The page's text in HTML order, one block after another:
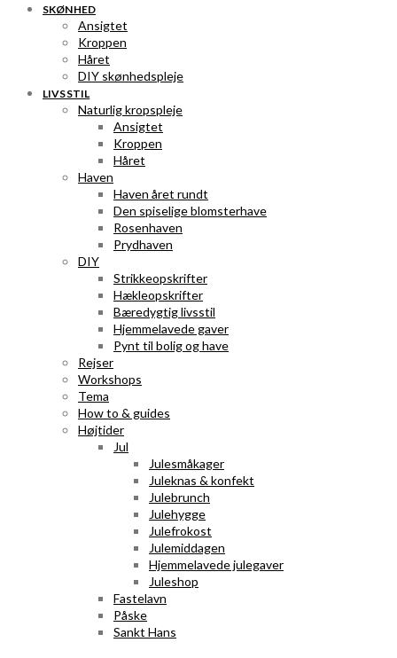
SKØNHED
Ansigtet
Kroppen
Håret
DIY skønhedspleje
LIVSSTIL
Naturlig kropspleje
Ansigtet
Kroppen
Håret
Haven
Haven året rundt
Den spiselige blomsterhave
Rosenhaven
Prydhaven
DIY
Strikkeopskrifter
Hækleopskrifter
Bæredygtig livsstil
Hjemmelavede gaver
Pynt til bolig og have
Rejser
Workshops
Tema
How to & guides
Højtider
Jul
Julesmåkager
Juleknas & konfekt
Julebrunch
Julehygge
Julefrokost
Julemiddagen
Hjemmelavede julegaver
Juleshop
Fastelavn
Påske
Sankt Hans